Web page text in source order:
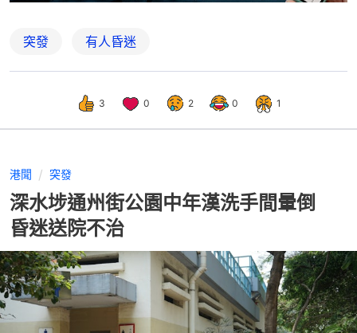
突發 有人昏迷
3 0 2 0 1
港聞 突發
深水埗通州街公園中年漢洗手間暈倒
昏迷送院不治